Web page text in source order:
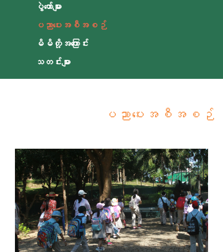
ပွဲတော်များ
ပညာပေးအစီအစဉ်
မိမိတို့အကြောင်း
သတင်းများ
ပညာပေးအစီအစဉ်